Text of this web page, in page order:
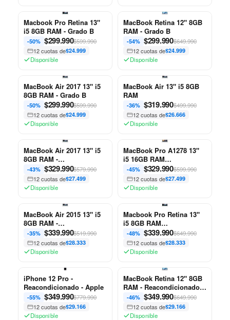
Macbook Pro Retina 13"
i5 8GB RAM - Grado B
-50% $299.990$599.990
12 cuotas de$24.999
Disponible
MacBook Retina 12" 8GB
RAM - Grado B
-54% $299.990$649.990
12 cuotas de$24.999
Disponible
MacBook Air 2017 13" i5
8GB RAM - Grado B
-50% $299.990$599.990
12 cuotas de$24.999
Disponible
MacBook Air 13" i5 8GB
RAM
-36% $319.990$499.990
12 cuotas de$26.666
Disponible
MacBook Air 2017 13" i5
8GB RAM -
Reacondicionado - Apple
-43% $329.990$579.990
12 cuotas de$27.499
Disponible
MacBook Pro A1278 13"
i5 16GB RAM
Reacondicionado Apple
-45% $329.990$599.990
12 cuotas de$27.499
Disponible
MacBook Air 2015 13" i5
8GB RAM -
Reacondicionado - Apple
-35% $339.990$519.990
12 cuotas de$28.333
Disponible
Macbook Pro Retina 13"
i5 8GB RAM
Reacondicionado Apple
-48% $339.990$649.990
12 cuotas de$28.333
Disponible
iPhone 12 Pro -
Reacondicionado - Apple
-55% $349.990$779.990
12 cuotas de$29.166
Disponible
MacBook Retina 12" 8GB
RAM - Reacondicionado -
Apple
-46% $349.990$649.990
12 cuotas de$29.166
Disponible